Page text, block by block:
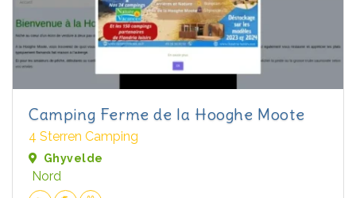
Camping Ferme de la Hooghe Moote
4 Sterren Camping
Ghyvelde
Nord